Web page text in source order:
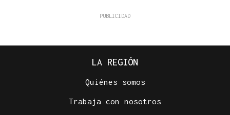
LA REGIÓN
Quiénes somos
Trabaja con nosotros